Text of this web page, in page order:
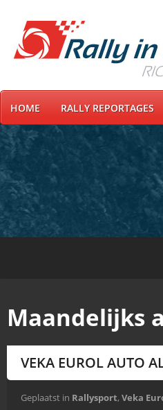
HOME RALLY REPORTAGES
Maandelijks
VEKA EUROL AUTO
Geplaatst in Rallysport, Veka